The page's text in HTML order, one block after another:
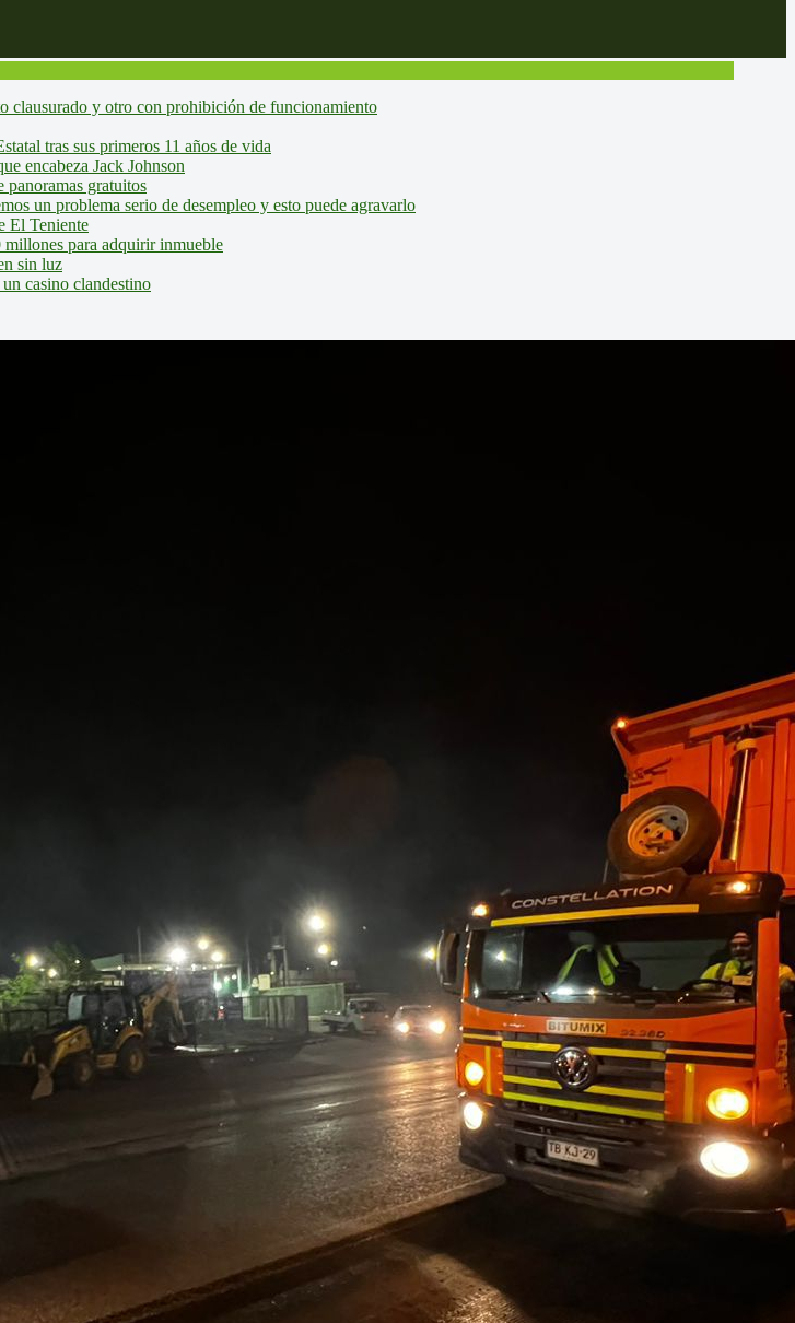
clausurado y otro con prohibición de funcionamiento
tras sus primeros 11 años de vida
encabeza Jack Johnson
gratuitos
un problema serio de desempleo y esto puede agravarlo
El Teniente
para adquirir inmueble
sin luz
casino clandestino